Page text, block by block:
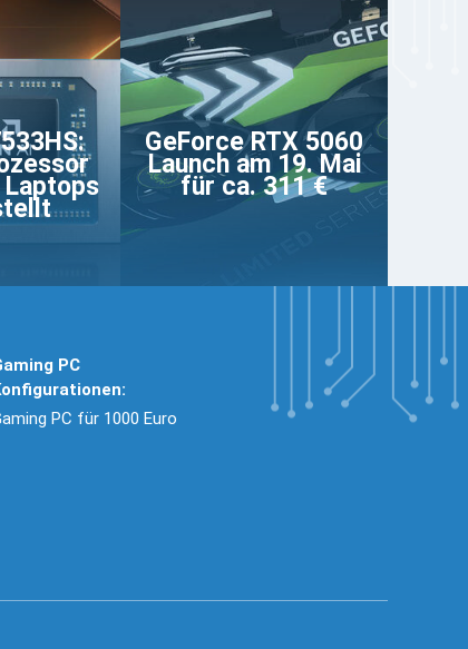
GeForce RTX 5060
Launch am 19. Mai
für ca. 311 €
PC
PC für 1000 Euro